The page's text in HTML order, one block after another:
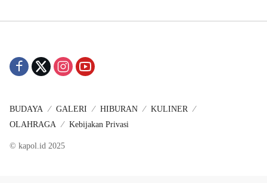
BUDAYA GALERI HIBURAN
KULINER
OLAHRAGA
Kebijakan Privasi
© kapol.id 2025